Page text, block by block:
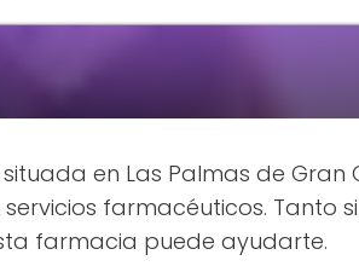
en Las Palmas de
farmacéuticos. Tanto
farmacia puede ayudarte.